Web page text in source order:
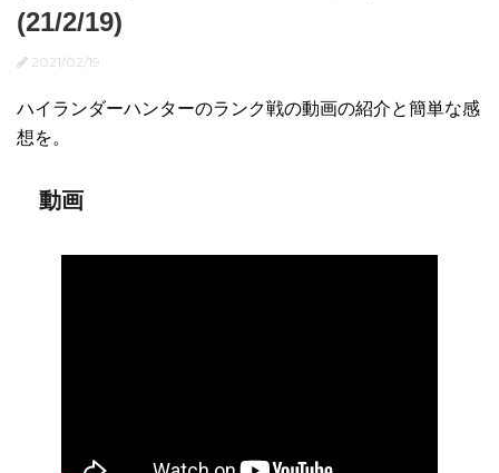
(21/2/19)
2021/02/19
ハイランダーハンターのランク戦の動画の紹介と簡単な感
想を。
動画